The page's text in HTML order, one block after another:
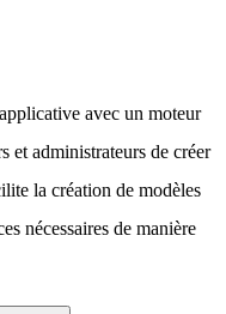
avec un moteur
et administrateurs de créer
la création de modèles
nécessaires de manière